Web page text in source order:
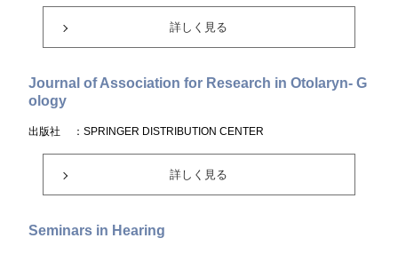
詳しく見る
Journal of Association for Research in Otolaryn- G
ology
出版社 ：SPRINGER DISTRIBUTION CENTER
詳しく見る
Seminars in Hearing